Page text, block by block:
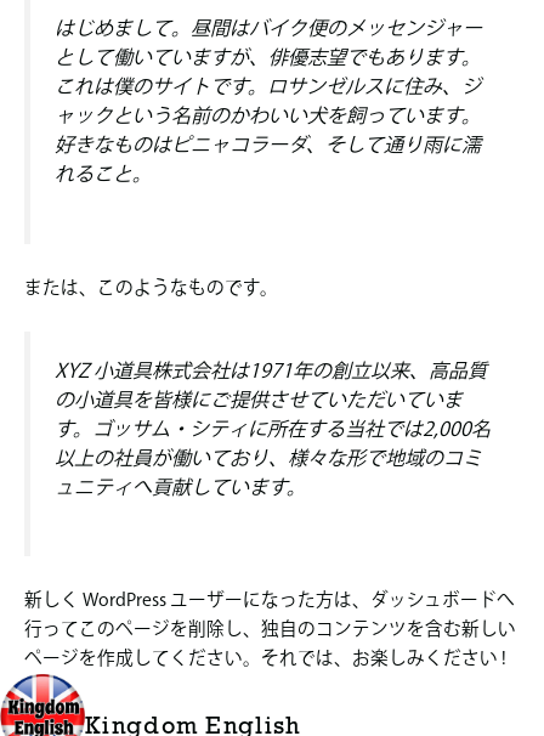
はじめまして。昼間はバイク便のメッセンジャー
として働いていますが、俳優志望でもあります。
これは僕のサイトです。ロサンゼルスに住み、ジ
ャックという名前のかわいい犬を飼っています。
好きなものはピニャコラーダ、そして通り雨に濡
れること。
または、このようなものです。
XYZ 小道具株式会社は1971年の創立以来、高品質
の小道具を皆様にご提供させていただいていま
す。ゴッサム・シティに所在する当社では2,000名
以上の社員が働いており、様々な形で地域のコミ
ュニティへ貢献しています。
新しく WordPress ユーザーになった方は、 ダッシュボードへ
行ってこのページを削除し、独自のコンテンツを含む新しい
ページを作成してください。それでは、お楽しみください !
Kingdom English